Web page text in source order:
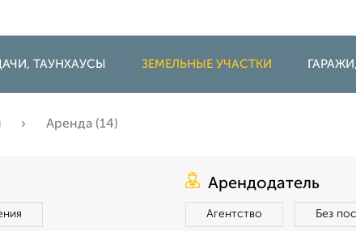
ТАУНХАУСЫ ЗЕМЕЛЬНЫЕ УЧАСТКИ
Аренда (14)
Арендодатель
Агентство Без